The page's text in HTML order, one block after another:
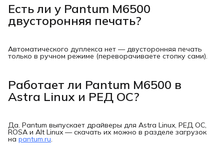
Есть ли у Pantum M6500
двусторонняя печать?
Автоматического дуплекса нет — двусторонняя печать
только в ручном режиме (переворачиваете стопку сами).
Работает ли Pantum M6500 в
Astra Linux и РЕД ОС?
Да. Pantum выпускает драйверы для Astra Linux, РЕД ОС,
ROSA и Alt Linux — скачать их можно в разделе загрузок
на pantum.ru.